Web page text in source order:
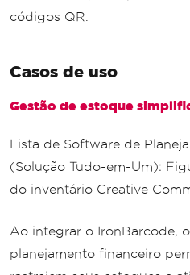
códigos QR.
Casos de uso
Gestão de estoque
Lista de Software de
(Solução Tudo-em-Um):
do inventário Creative
Ao integrar o IronBarcode,
planejamento financeiro